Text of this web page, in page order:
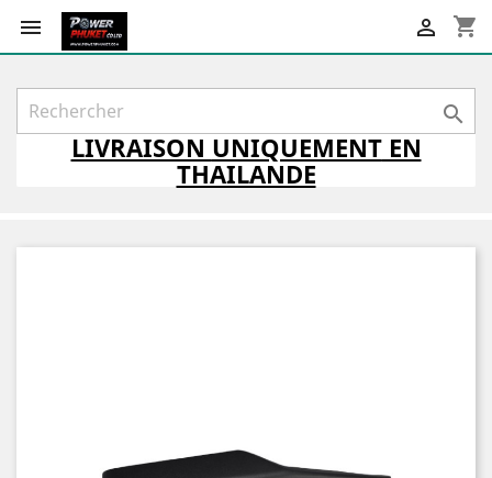
 shopping_cart


LIVRAISON UNIQUEMENTEN
THAILANDE